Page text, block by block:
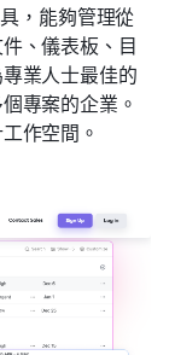
，能夠管理從
、儀表板、目
業人士最佳的
專案的企業。
作空間。